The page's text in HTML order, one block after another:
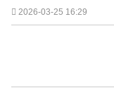
2026-03-25 16:29